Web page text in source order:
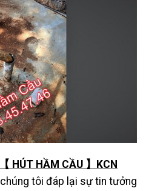
【 HÚT HẦM CẦU 】KCN
chúng tôi đáp lại sự tin tưởng